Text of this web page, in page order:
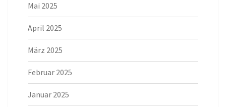
Mai 2025
April 2025
März 2025
Februar 2025
Januar 2025